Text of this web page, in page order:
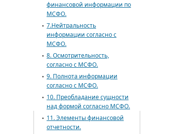
финансовой информации по
МСФО.
7.Нейтральность
информации согласно с
МСФО.
8. Осмотрительность,
согласно с МСФО.
9. Полнота информации
согласно с МСФО.
10. Преобладание сущности
над формой согласно МСФО.
11. Элементы финансовой
отчетности.